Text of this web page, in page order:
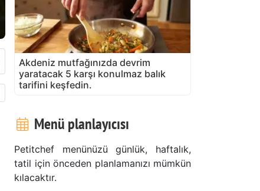
Akdeniz mutfağınızda devrim
yaratacak 5 karşı konulmaz balık
tarifini keşfedin.
Menü planlayıcısı
Petitchef menünüzü günlük, haftalık,
tatil için önceden planlamanızı mümkün
kılacaktır.